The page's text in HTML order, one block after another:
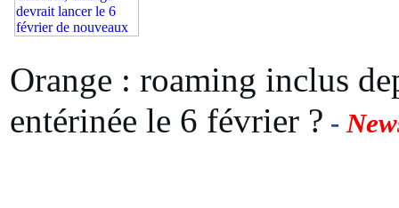
Orange : roaming inclus
entérinée le 6 février ? -